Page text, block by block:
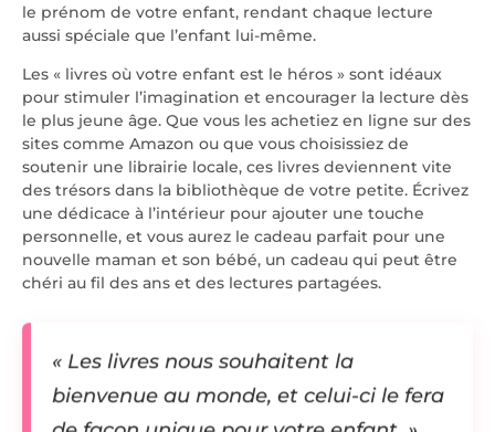
le prénom de votre enfant, rendant chaque lecture
aussi spéciale que l’enfant lui-même.
Les « livres où votre enfant est le héros » sont idéaux
pour stimuler l’imagination et encourager la lecture dès
le plus jeune âge. Que vous les achetiez en ligne sur des
sites comme Amazon ou que vous choisissiez de
soutenir une librairie locale, ces livres deviennent vite
des trésors dans la bibliothèque de votre petite. Écrivez
une dédicace à l’intérieur pour ajouter une touche
personnelle, et vous aurez le cadeau parfait pour une
nouvelle maman et son bébé, un cadeau qui peut être
chéri au fil des ans et des lectures partagées.
« Les livres nous souhaitent la
bienvenue au monde, et celui-ci le fera
de façon unique pour votre enfant. »